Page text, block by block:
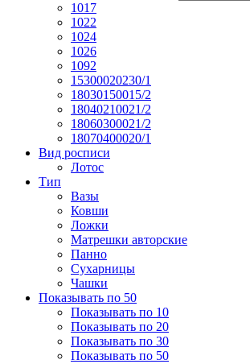
1017
1022
1024
1026
1092
15300020230/1
18030150015/2
18040210021/2
18060300021/2
18070400020/1
Вид росписи
Лотос
Тип
Вазы
Ковши
Ложки
Матрешки авторские
Панно
Сухарницы
Чашки
Показывать по 50
Показывать по 10
Показывать по 20
Показывать по 30
Показывать по 50